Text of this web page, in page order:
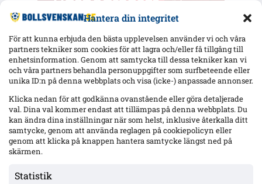
Hantera din integritet
För att kunna erbjuda den bästa upplevelsen använder vi och våra
partners tekniker som cookies för att lagra och/eller få tillgång till
enhetsinformation. Genom att samtycka till dessa tekniker kan vi
och våra partners behandla personuppgifter som surfbeteende eller
unika ID:n på denna webbplats och visa (icke-) anpassade annonser.
Klicka nedan för att godkänna ovanstående eller göra detaljerade
val. Dina val kommer endast att tillämpas på denna webbplats. Du
kan ändra dina inställningar när som helst, inklusive återkalla ditt
samtycke, genom att använda reglagen på cookiepolicyn eller
genom att klicka på knappen hantera samtycke längst ned på
skärmen.
Statistik
Senaste
bortdömt och Rydström hyllas inför returen
Isak Dahlqvist hattrick – Tromsø 5–0 borta mot CFR Cluj i